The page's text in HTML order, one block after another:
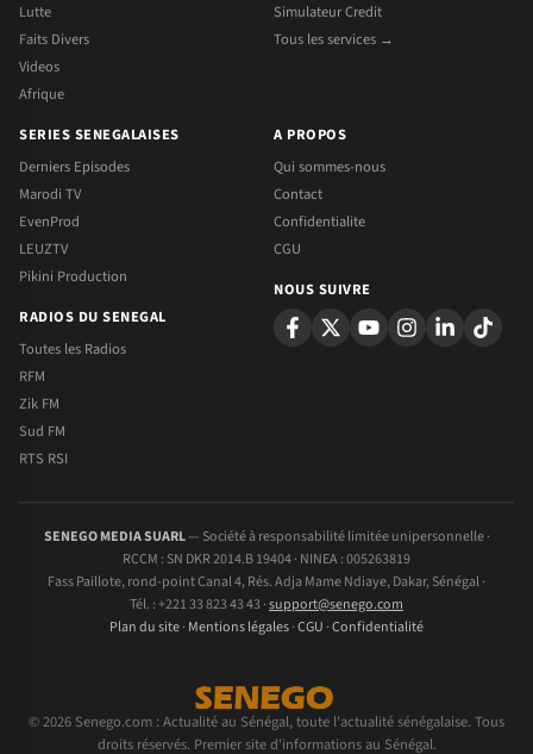
Lutte
Faits Divers
Videos
Afrique
Simulateur Credit
Tous les services →
SERIES SENEGALAISES
Derniers Episodes
Marodi TV
EvenProd
LEUZTV
Pikini Production
RADIOS DU SENEGAL
Toutes les Radios
RFM
Zik FM
Sud FM
RTS RSI
A PROPOS
Qui sommes-nous
Contact
Confidentialite
CGU
NOUS SUIVRE
SENEGO MEDIA SUARL— Société à responsabilité limitée unipersonnelle ·
RCCM : SN DKR 2014.B 19404 · NINEA : 005263819
Fass Paillote, rond-point Canal 4, Rés. Adja Mame Ndiaye, Dakar, Sénégal ·
Tél. : +221 33 823 43 43 ·support@senego.com
Plan du site· Mentions légales·CGU ·Confidentialité
© 2026 Senego.com : Actualité au Sénégal, toute l'actualité sénégalaise. Tous
droits réservés. Premier site d'informations au Sénégal.